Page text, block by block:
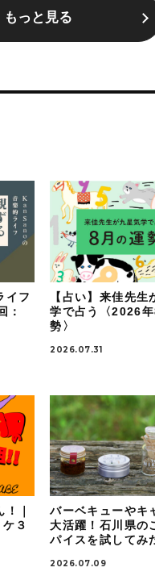
もっと見る
イフ
：
【占い】来佳先生
学で占う〈2026
勢〉
2026.07.31
｜
３
バーベキューやキ
大活躍！石川県の
パイスを試してみ
2026.07.09